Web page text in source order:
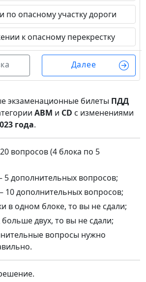
опасному участку дороги
к опасному перекрестку
Далее
экзаменационные билеты ПДД
ABM и CD с изменениями
года.
вопросов (4 блока по 5
5 дополнительных вопросов;
10 дополнительных вопросов;
в одном блоке, то вы не сдали;
двух, то вы не сдали;
вопросы нужно